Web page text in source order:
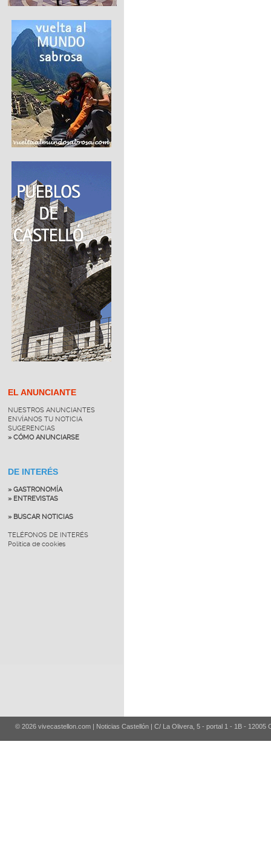
EL ANUNCIANTE
NUESTROS ANUNCIANTES
ENVÍANOS TU NOTICIA
SUGERENCIAS
» CÓMO ANUNCIARSE
DE INTERÉS
» GASTRONOMÍA
» ENTREVISTAS
» BUSCAR NOTICIAS
TELÉFONOS DE INTERÉS
Política de cookies
© 2026 vivecastellon.com | Noticias Castellón | C/ La Olivera, 5 - portal 1 - 1B - 12005